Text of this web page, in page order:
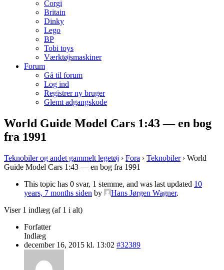
Corgi
Britain
Dinky
Lego
BP
Tobi toys
Værktøjsmaskiner
Forum
Gå til forum
Log ind
Registrer ny bruger
Glemt adgangskode
World Guide Model Cars 1:43 — en bog
fra 1991
Teknobiler og andet gammelt legetøj › Fora › Teknobiler › World
Guide Model Cars 1:43 — en bog fra 1991
This topic has 0 svar, 1 stemme, and was last updated 10
years, 7 months siden by Hans Jørgen Wagner.
Viser 1 indlæg (af 1 i alt)
Forfatter
Indlæg
december 16, 2015 kl. 13:02 #32389